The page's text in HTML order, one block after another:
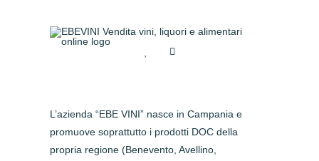
L’azienda “EBE VINI” nasce in Campania e
promuove soprattutto i prodotti DOC della
propria regione (Benevento, Avellino,